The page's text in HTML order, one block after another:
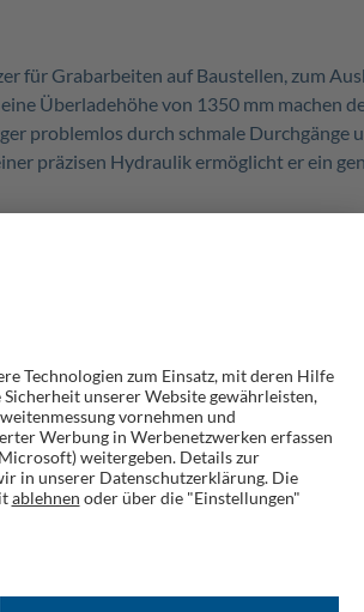
Grabarbeiten auf Baustellen, zum
Überladehöhe von 1350 mm machen
problemlos durch schmale Durchgänge
präzisen Hydraulik ermöglicht er ein
max. 2330 mm
Stellen